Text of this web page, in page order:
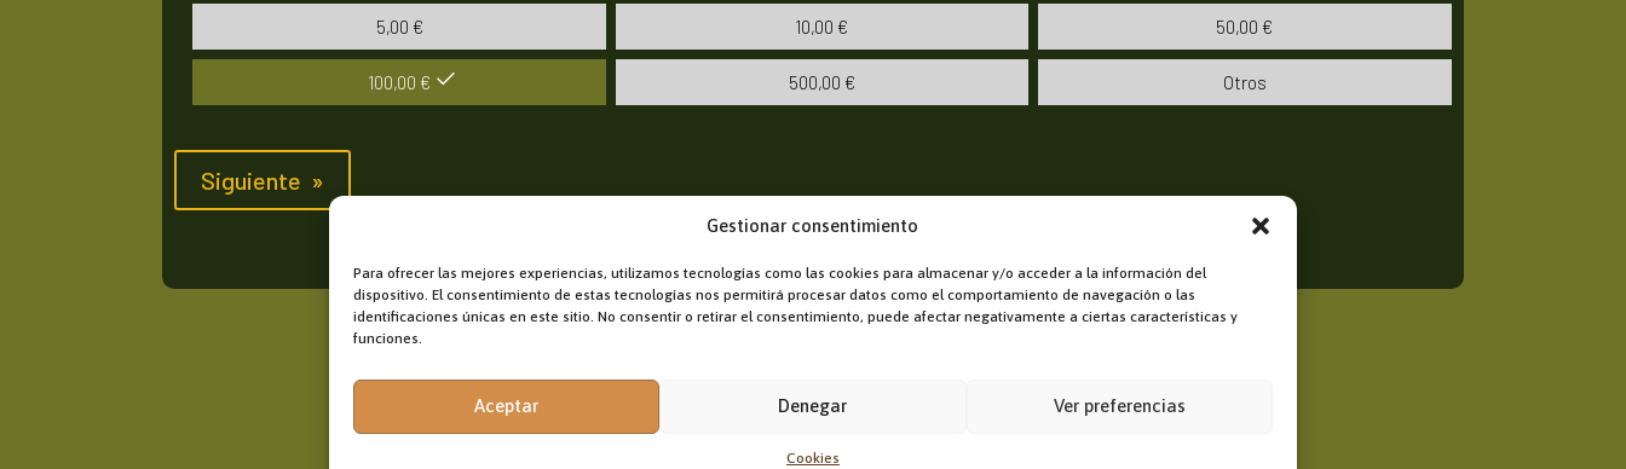
Gestionar consentimiento
Para ofrecer las mejores experiencias, utilizamos tecnologías como las cookies para almacenar y/o acceder a la información del
dispositivo. El consentimiento de estas tecnologías nos permitirá procesar datos como el comportamiento de navegación o las
identificaciones únicas en este sitio. No consentir o retirar el consentimiento, puede afectar negativamente a ciertas características y
funciones.
Aceptar Denegar Ver preferencias
Cookies
5,00 € 10,00 € 50,00 €
100,00 € 500,00 € Otros
»